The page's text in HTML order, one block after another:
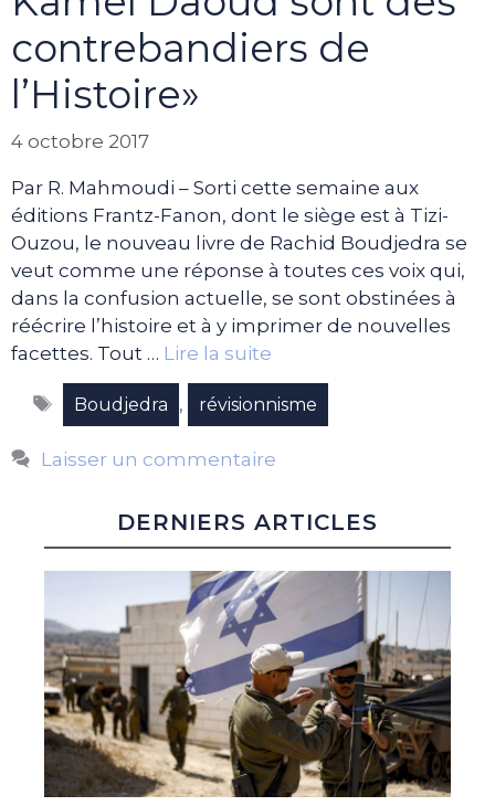
contrebandiers de
l’Histoire»
4 octobre 2017
Par R. Mahmoudi – Sorti cette semaine aux
éditions Frantz-Fanon, dont le siège est à Tizi-
Ouzou, le nouveau livre de Rachid Boudjedra se
veut comme une réponse à toutes ces voix qui,
dans la confusion actuelle, se sont obstinées à
réécrire l’histoire et à y imprimer de nouvelles
facettes. Tout … Lire la suite
Étiquettes
Boudjedra , révisionnisme
Laisser un commentaire
DERNIERS ARTICLES